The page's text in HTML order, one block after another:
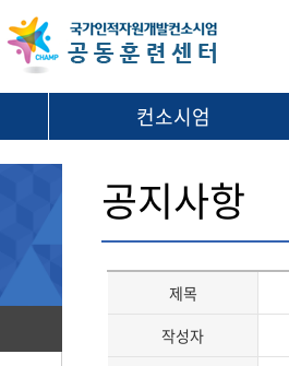
컨소시엄
공지사항
제목
작성자